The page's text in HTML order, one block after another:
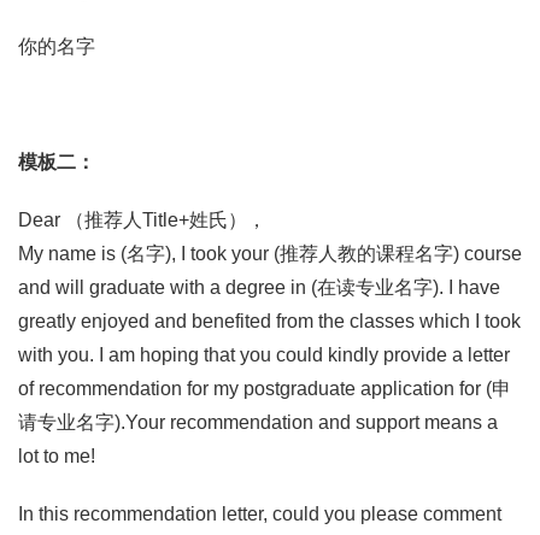
你的名字
模板二：
Dear （推荐人Title+姓氏），
My name is (名字), I took your (推荐人教的课程名字) course
and will graduate with a degree in (在读专业名字). I have
greatly enjoyed and benefited from the classes which I took
with you. I am hoping that you could kindly provide a letter
of recommendation for my postgraduate application for (申
请专业名字).Your recommendation and support means a
lot to me!
In this recommendation letter, could you please comment